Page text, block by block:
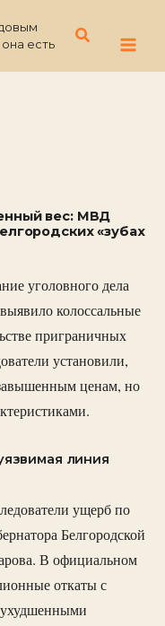
есть
Поиск
вес: МВД
«зубах
уголовного дела
колоссальные
приграничных
установили,
ценам, но
линия
ущерб по
Белгородской
В официальном
откаты с
ухудшенными